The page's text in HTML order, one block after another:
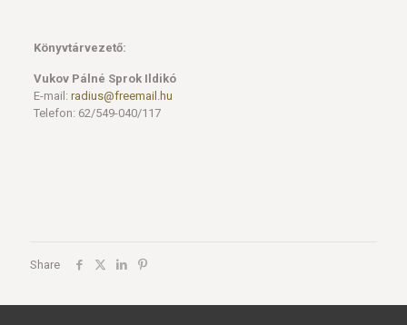
Könyvtárvezető:
Vukov Pálné Sprok Ildikó
E-mail: radius@freemail.hu
Telefon: 62/549-040/117
Share